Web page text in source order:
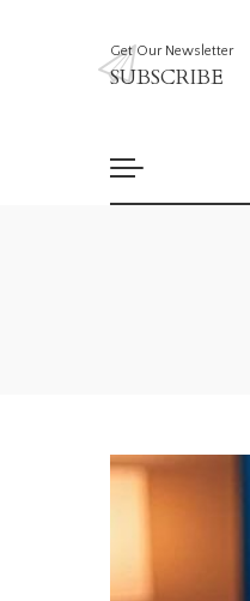
Get Our Newsletter
SUBSCRIBE